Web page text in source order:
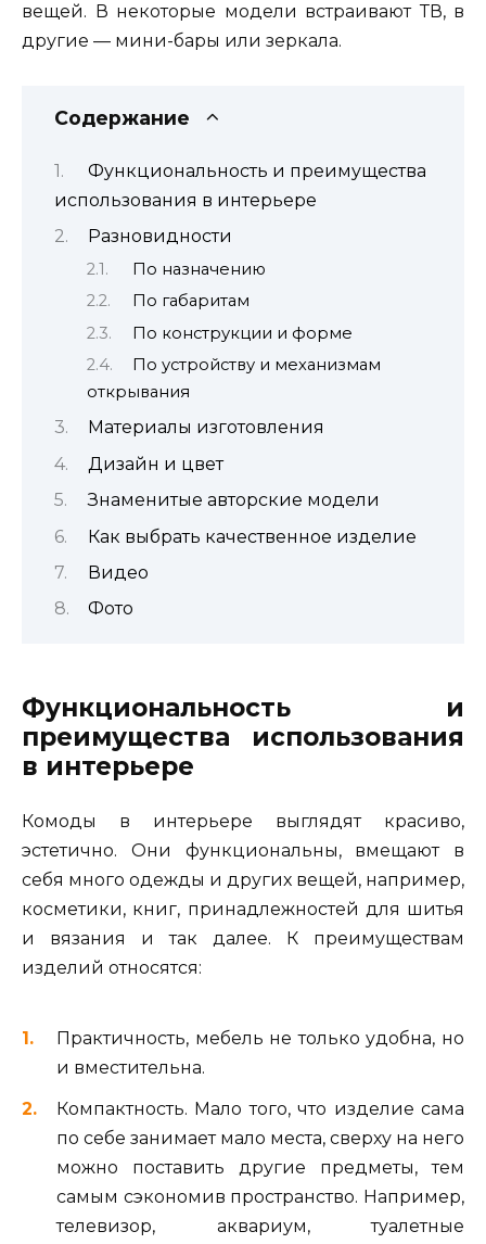
вещей. В некоторые модели встраивают ТВ, в
другие — мини-бары или зеркала.
Содержание
Функциональность и преимущества
использования в интерьере
Разновидности
По назначению
По габаритам
По конструкции и форме
По устройству и механизмам
открывания
Материалы изготовления
Дизайн и цвет
Знаменитые авторские модели
Как выбрать качественное изделие
Видео
Фото
Функциональность и
преимущества использования
в интерьере
Комоды в интерьере выглядят красиво,
эстетично. Они функциональны, вмещают в
себя много одежды и других вещей, например,
косметики, книг, принадлежностей для шитья
и вязания и так далее. К преимуществам
изделий относятся:
Практичность, мебель не только удобна, но
и вместительна.
Компактность. Мало того, что изделие сама
по себе занимает мало места, сверху на него
можно поставить другие предметы, тем
самым сэкономив пространство. Например,
телевизор, аквариум, туалетные